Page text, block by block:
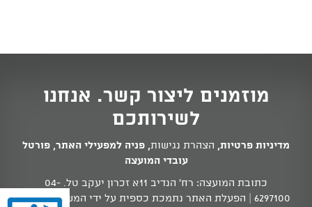
מוזמנים ליצור קשר. אנחנו
לשירותכם
מדיניות פרטיות, הצהרת נגישות, פניה למפעילי האתר, פורטל
עובדי המועצה
כתובת המועצה: רח' הנדיב 11א זכרון יעקב טל.
04-
6297100 | הפעלת האתר נתמכת כספית על ידי המשרד לשוויון